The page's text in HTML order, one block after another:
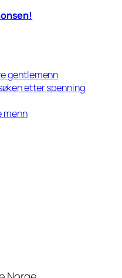
gentlemenn
etter spenning
menn